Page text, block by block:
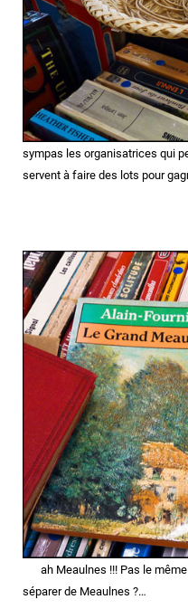
sympas les organisatrices qui
servent à faire des lots pour
ah Meaulnes !!! Pas le
séparer de Meaulnes ?…